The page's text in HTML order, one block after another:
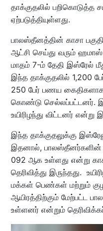
தாக்குதலில்
ஏற்படுத்தியுள்ளது.
பாலஸ்தீனத்தின் காசா
ஆட்சி செய்து வரும்
மாதம் 7-ம் தேதி இஸ்ரேல்
இந்த தாக்குதலில் 1,200
250 பேர் பணய கைதிகளாக
கொண்டு செல்லப்பட்டனர்.
உயிரிழந்து விட்டனர்
இந்த தாக்குதலுக்கு
இதனால், பாலஸ்தீனர்களின்
092 ஆக உள்ளது என்று
தெரிவித்து இருந்தது.
மக்கள் பெண்கள் மற்றும்
ஆயிரத்திற்கும் மேற்பட்ட
உள்ளனர் என்றும்